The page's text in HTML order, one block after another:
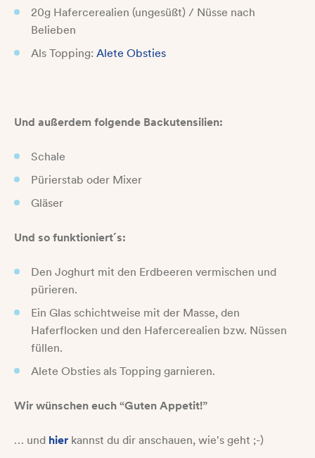
20g Hafercerealien (ungesüßt) / Nüsse nach
Belieben
Als Topping: Alete Obsties
Und außerdem folgende Backutensilien:
Schale
Pürierstab oder Mixer
Gläser
Und so funktioniert´s:
Den Joghurt mit den Erdbeeren vermischen und
pürieren.
Ein Glas schichtweise mit der Masse, den
Haferflocken und den Hafercerealien bzw. Nüssen
füllen.
Alete Obsties als Topping garnieren.
Wir wünschen euch “Guten Appetit!”
… und hier kannst du dir anschauen, wie's geht ;-)